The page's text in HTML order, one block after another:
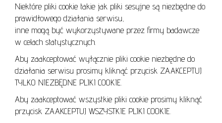
Niektóre pliki cookie takie jak pliki sesyjne są niezbędne do
prawidłowego działania serwisu,
inne mogą być wykorzystywane przez firmy badawcze
w celach statystycznych.
Aby zaakceptować wyłącznie pliki cookie niezbędne do
działania serwisu prosimy kliknąć przycisk ZAAKCEPTUJ
TYLKO NIEZBĘDNE PLIKI COOKIE.
Aby zaakceptować wszystkie pliki cookie prosimy kliknąć
przycisk ZAAKCEPTUJ WSZYSTKIE PLIKI COOKIE.
POLITYKA PRYWATNOŚCI
POLITYKA COOKIES